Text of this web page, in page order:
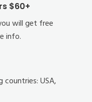
$60+
will get free
info.
USA,